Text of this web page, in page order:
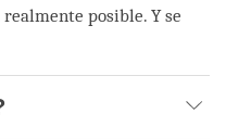
posible. Y se